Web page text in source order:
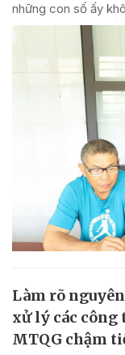
những con số ấy
Làm rõ
xử lý các
MTQG chậm